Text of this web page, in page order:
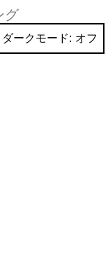
グ
リアス
ダークモード: